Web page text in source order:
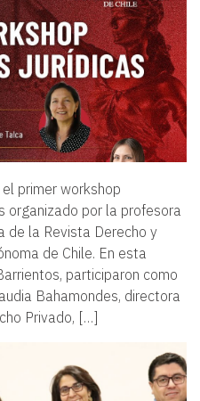
primer workshop
organizado por la profesora
de la Revista Derecho y
de Chile. En esta
participaron como
Bahamondes, directora
Privado, […]